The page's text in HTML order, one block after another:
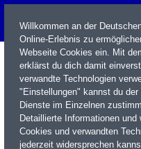
Name / WKN / ISIN / Kürzel
Willkommen an der
Online-Erlebnis zu
Webseite Cookies ein. Mit
erklärst du dich damit
verwandte Technologien
"Einstellungen" kannst du der
Dienste im Einzelnen
Detaillierte Informationen
Cookies und verwandten
jederzeit widersprechen